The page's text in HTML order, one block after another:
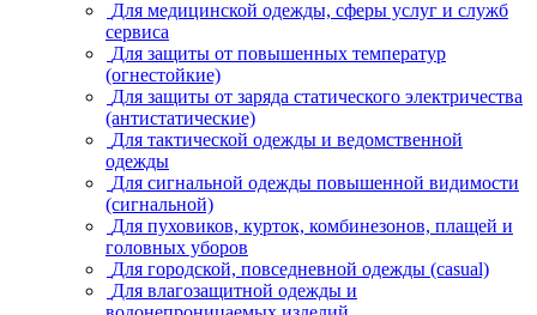
Для медицинской одежды, сферы услуг и служб
сервиса
Для защиты от повышенных температур
(огнестойкие)
Для защиты от заряда статического электричества
(антистатические)
Для тактической одежды и ведомственной
одежды
Для сигнальной одежды повышенной видимости
(сигнальной)
Для пуховиков, курток, комбинезонов, плащей и
головных уборов
Для городской, повседневной одежды (casual)
Для влагозащитной одежды и